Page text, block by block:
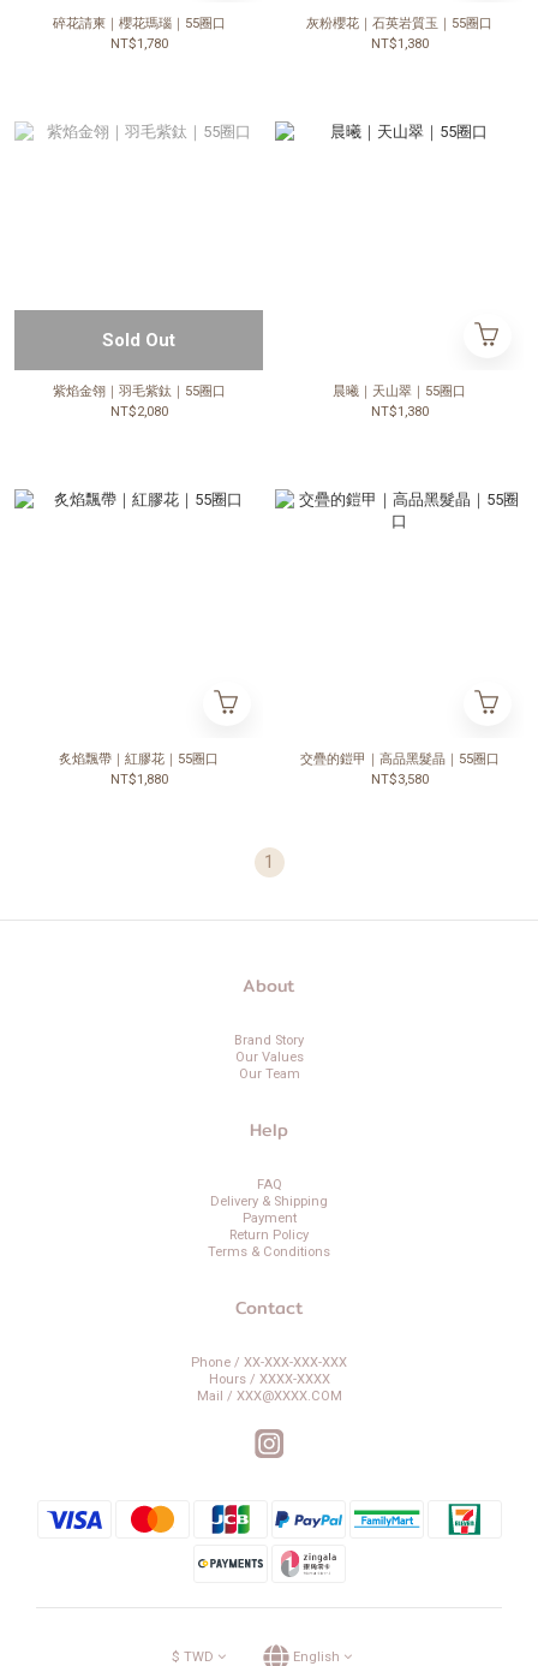
碎花請柬｜櫻花瑪瑙｜55圈口
NT$1,780
灰粉櫻花｜石英岩質玉｜55圈口
NT$1,380
Sold Out
紫焰金翎｜羽毛紫鈦｜55圈口
NT$2,080
晨曦｜天山翠｜55圈口
NT$1,380
炙焰飄帶｜紅膠花｜55圈口
NT$1,880
交疊的鎧甲｜高品黑髮晶｜55圈口
NT$3,580
1
About
Brand Story
Our Values
Our Team
Help
FAQ
Delivery & Shipping
Payment
Return Policy
Terms & Conditions
Contact
Phone / XX-XXX-XXX-XXX
Hours / XXXX-XXXX
Mail / XXX@XXXX.COM
$ TWD English